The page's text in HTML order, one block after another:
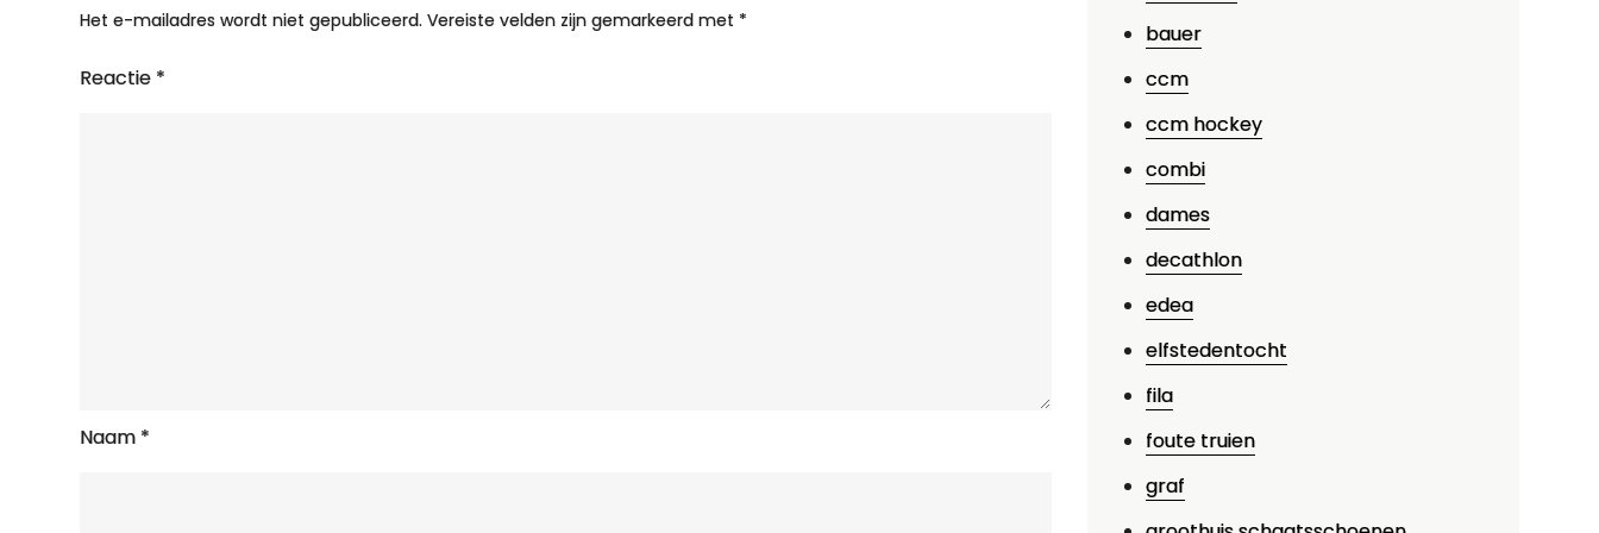
Kampioen?
Het e-mailadres wordt niet gepubliceerd. Vereiste velden zijn gemarkeerd met *
Reactie *
Naam *
bauer
ccm
ccm hockey
combi
dames
decathlon
edea
elfstedentocht
fila
foute truien
graf